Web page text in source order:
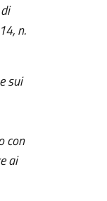
n.
sui
con
ai